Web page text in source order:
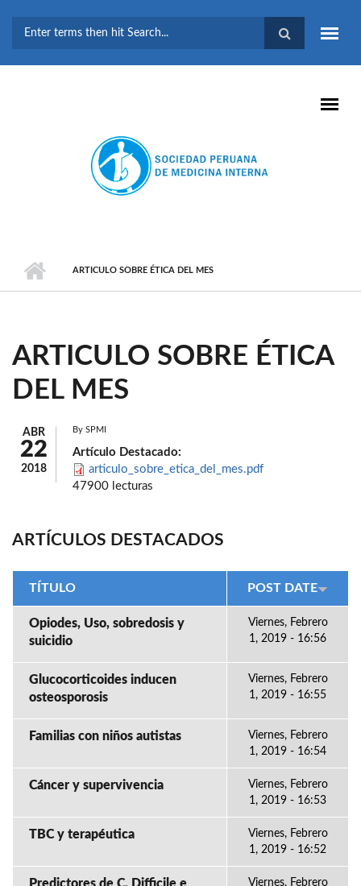
BÚSQUEDA
ARTICULO SOBRE ÉTICA DEL MES
ARTICULO SOBRE ÉTICA
DEL MES
ABR
22
2018
By SPMI
Artículo Destacado:
articulo_sobre_etica_del_mes.pdf
47900 lecturas
ARTÍCULOS DESTACADOS
TÍTULO POST DATE
Opiodes, Uso, sobredosis y
suicidio
Viernes, Febrero
1, 2019 - 16:56
Glucocorticoides inducen
osteosporosis
Viernes, Febrero
1, 2019 - 16:55
Familias con niños autistas
Viernes, Febrero
1, 2019 - 16:54
Cáncer y supervivencia
Viernes, Febrero
1, 2019 - 16:53
TBC y terapéutica
Viernes, Febrero
1, 2019 - 16:52
Viernes, Febrero